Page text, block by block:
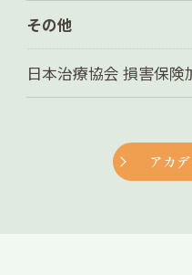
その他
日本治療協会 損害保険
アカ